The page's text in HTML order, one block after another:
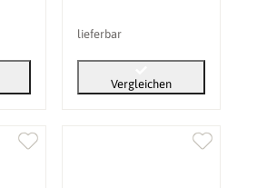
lieferbar
Vergleichen